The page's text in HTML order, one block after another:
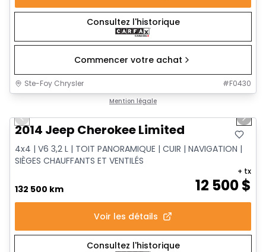
Consultez l'historique
Commencer votre achat
Ste-Foy Chrysler #F0430
Mention légale
Previous slide Next
2014 Jeep Cherokee Limited
4x4 | V6 3,2 L | TOIT PANORAMIQUE | CUIR | NAVIGATION |
SIÈGES CHAUFFANTS ET VENTILÉS
132 500 km 12 500$
+ tx
Voir les détails
Consultez l'historique